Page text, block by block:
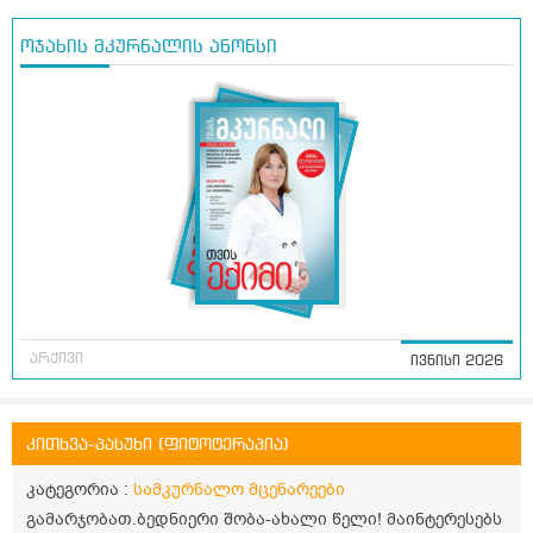
ოჯახის მკურნალის ანონსი
არქივი ივნისი 2026
კითხვა-პასუხი (ფიტოტერაპია)
კატეგორია : სამკურნალო მცენარეები
გამარჯობათ.ბედნიერი შობა-ახალი წელი! მაინტერესებს